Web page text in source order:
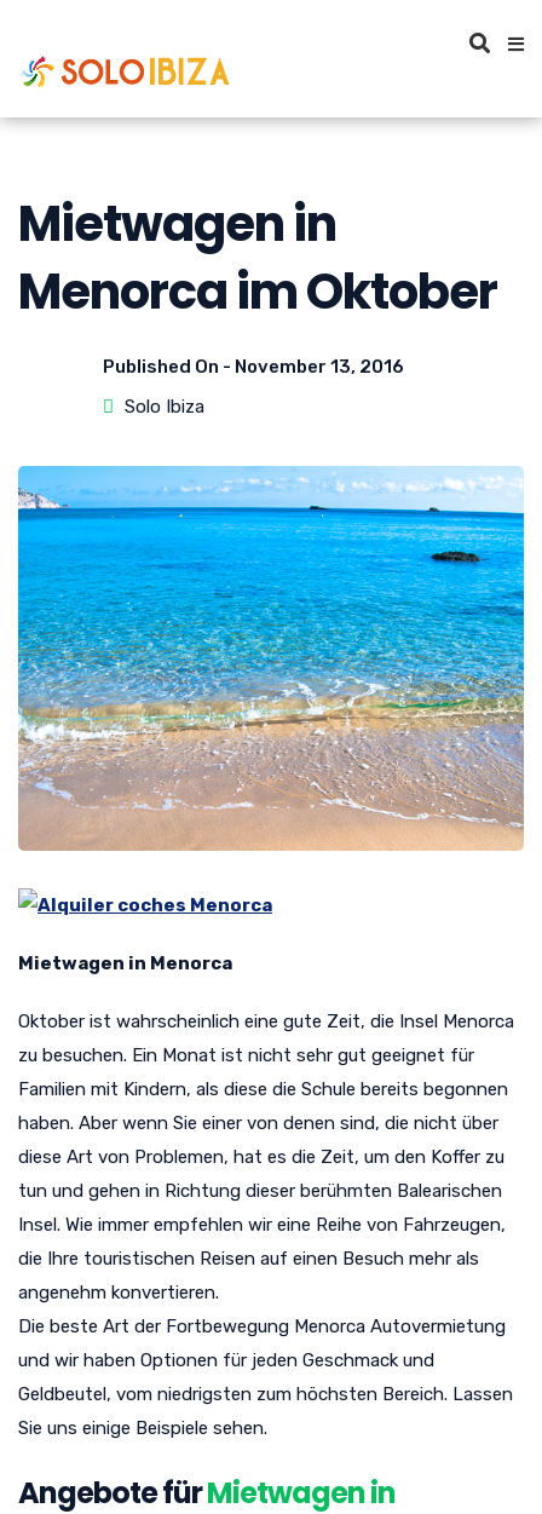
Mietwagen in
Menorca im Oktober
Published On - November 13, 2016
Solo Ibiza
Mietwagen in Menorca
Oktober ist wahrscheinlich eine gute Zeit, die Insel Menorca
zu besuchen. Ein Monat ist nicht sehr gut geeignet für
Familien mit Kindern, als diese die Schule bereits begonnen
haben. Aber wenn Sie einer von denen sind, die nicht über
diese Art von Problemen, hat es die Zeit, um den Koffer zu
tun und gehen in Richtung dieser berühmten Balearischen
Insel. Wie immer empfehlen wir eine Reihe von Fahrzeugen,
die Ihre touristischen Reisen auf einen Besuch mehr als
angenehm konvertieren.
Die beste Art der Fortbewegung Menorca Autovermietung
und wir haben Optionen für jeden Geschmack und
Geldbeutel, vom niedrigsten zum höchsten Bereich. Lassen
Sie uns einige Beispiele sehen.
Angebote fürMietwagen in